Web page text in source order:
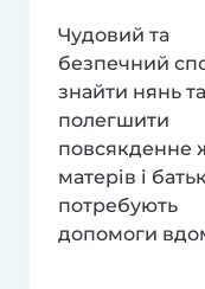
Чудовий та
безпечний
знайти нянь та
полегшити
повсякденне
матерів і
потребують
допомоги